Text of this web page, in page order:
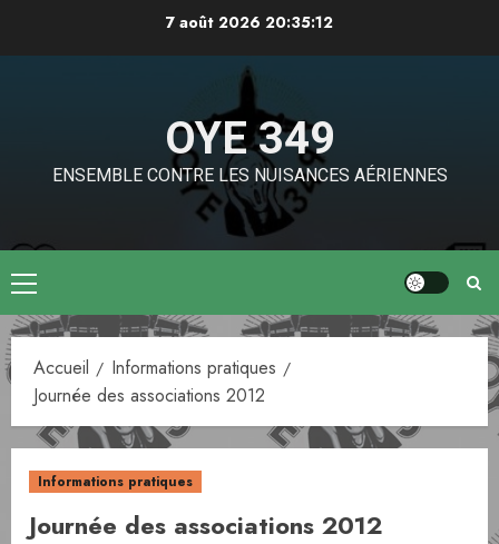
7 août 2026 20:35:12
OYE 349
ENSEMBLE CONTRE LES NUISANCES AÉRIENNES
Menu
principal
Accueil
Informations pratiques
Journée des associations 2012
Informations pratiques
Journée des associations 2012